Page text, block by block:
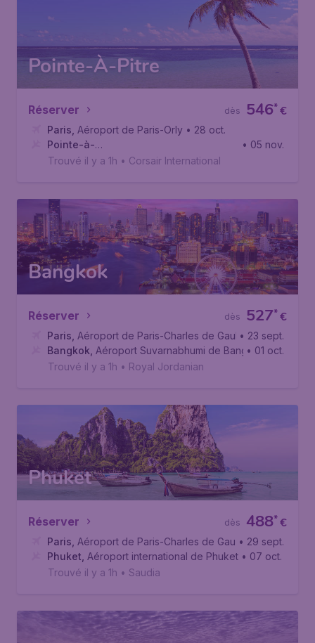
Pointe-À-Pitre
Réserver €
546*
dès
Paris Aéroport de Paris-Orly • 28 oct.
Pointe-à-
Pitre, Aéroport de Guadeloupe-Maryse Condé
• 05 nov.
Trouvé il y a 1h • Corsair International
Bangkok
Réserver €
527*
dès
Paris Aéroport de Paris-Charles de Gaulle• 23 sept.
Bangkok Aéroport Suvarnabhumi de Bangkok• 01 oct.
Trouvé il y a 1h • Royal Jordanian
Phuket
Réserver €
488*
dès
Paris Aéroport de Paris-Charles de Gaulle• 29 sept.
Phuket Aéroport international de Phuket • 07 oct.
Trouvé il y a 1h • Saudia